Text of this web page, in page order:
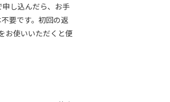
し込んだら、お手
要です。初回の返
お使いいただくと便